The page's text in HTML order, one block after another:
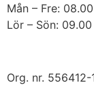
Mån – Fre:
Lör – Sön: 09.00
Org. nr. 556412-